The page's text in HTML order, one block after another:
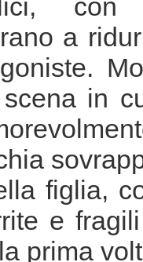
con
a
in
figlia,
e
prima